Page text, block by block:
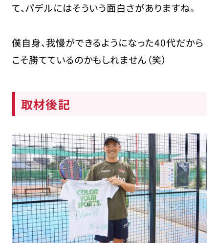
て、パデルにはそういう面白さがありますね。
僕自身、我慢ができるようになった40代だから
こそ勝てているのかもしれません（笑）
取材後記